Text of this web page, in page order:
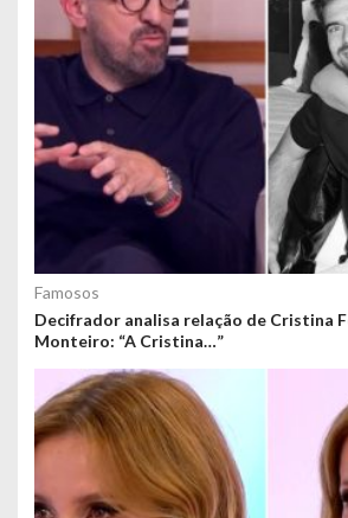
Famosos
Decifrador analisa relação de Cristina
Monteiro: “A Cristina…”